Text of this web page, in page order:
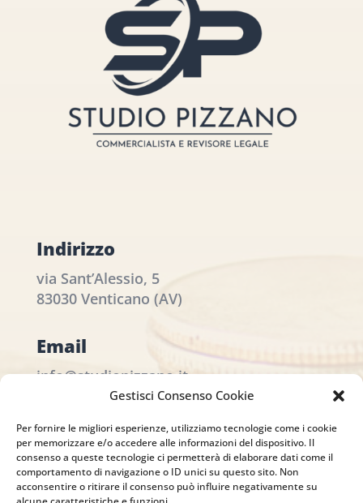
Gestisci Consenso Cookie
Per fornire le migliori esperienze, utilizziamo tecnologie come i cookie
per memorizzare e/o accedere alle informazioni del dispositivo. Il
consenso a queste tecnologie ci permetterà di elaborare dati come il
comportamento di navigazione o ID unici su questo sito. Non
acconsentire o ritirare il consenso può influire negativamente su
Indirizzo
via Sant’Alessio, 5
83030 Venticano (AV)
Email
info@studiopizzano.it
P.IVA
IT02754810642